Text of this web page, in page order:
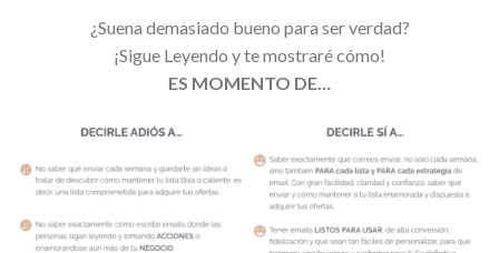
¿Suena demasiado bueno para ser verdad?
¡Sigue Leyendo y te mostraré cómo!
ES MOMENTO DE…